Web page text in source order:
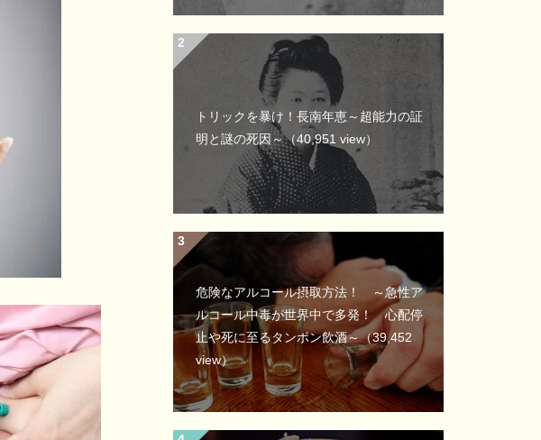
トリックを暴け！長南年恵～超能力の証
明と謎の死因～（40,951 view）
危険なアルコール摂取方法！ ～急性ア
ルコール中毒が世界中で多発！ 心配停
止や死に至るタンポン飲酒～（39,452
view）